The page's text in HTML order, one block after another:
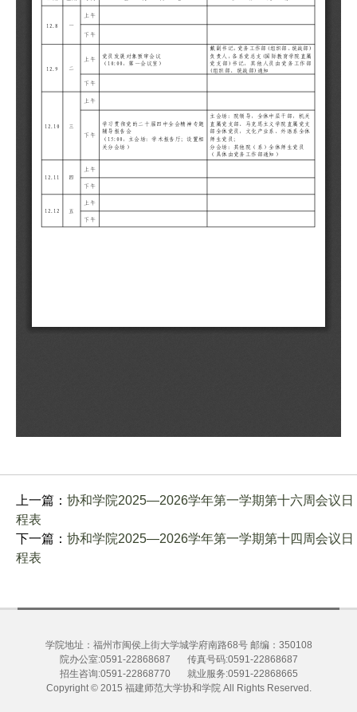
上一篇： 协和学院2025—2026学年第一学期第十六周会议日
程表
下一篇： 协和学院2025—2026学年第一学期第十四周会议日
程表
学院地址：福州市闽侯上街大学城学府南路68号 邮编：350108
院办公室:0591-22868687 传真号码:0591-22868687
招生咨询:0591-22868770 就业服务:0591-22868665
Copyright © 2015 福建师范大学协和学院All Rights Reserved.